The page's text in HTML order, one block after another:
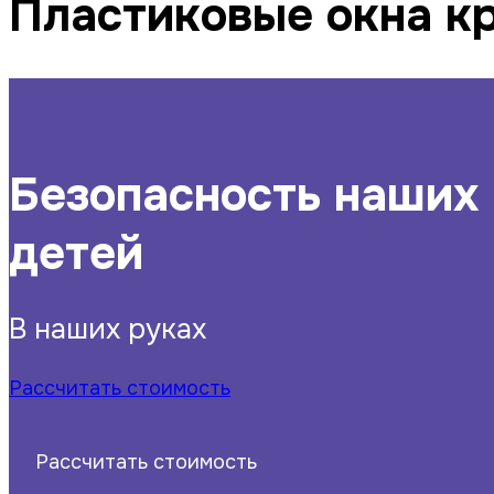
Пластиковые окна
Безопасность наших
детей
В наших руках
Рассчитать стоимость
Рассчитать стоимость